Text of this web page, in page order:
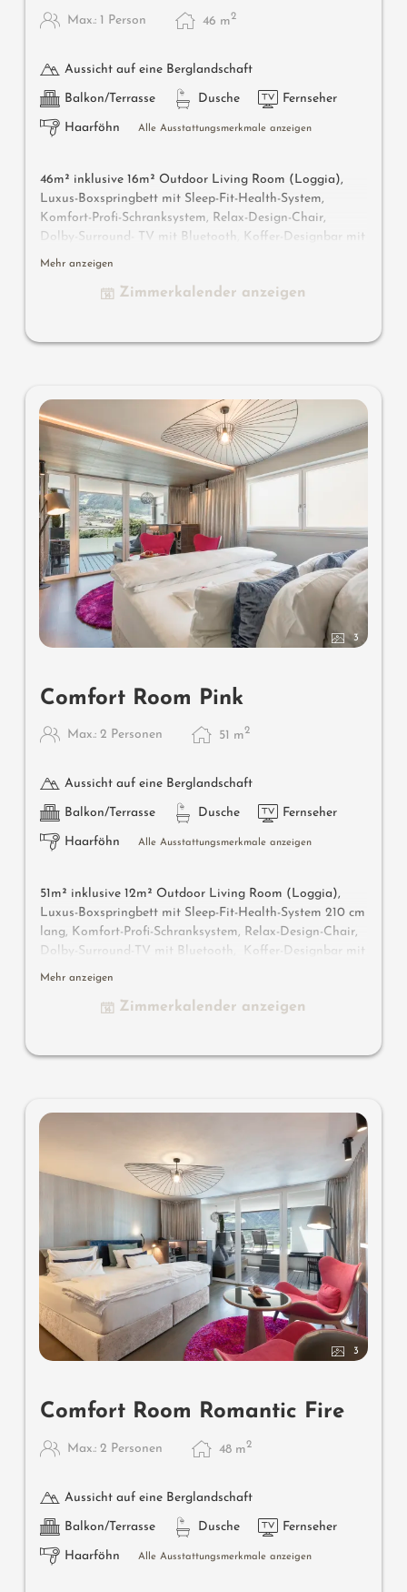
Max.: 1 Person 46 m2
Aussicht auf eine Berglandschaft
Balkon/Terrasse Dusche Fernseher
Haarföhn Alle Ausstattungsmerkmale anzeigen
46m² inklusive 16m² Outdoor Living Room (Loggia),
Luxus-Boxspringbett mit Sleep-Fit-Health-System,
Komfort-Profi-Schranksystem, Relax-Design-Chair,
Dolby-Surround- TV mit Bluetooth, Koffer-Designbar mit
Wein-, Nespresso- & Teedesk, Design-Badezimmer mit
Schmink-Schreibtisch, WC und Bidet getrennt, Outdoor
Mehr anzeigen
Zimmerkalender anzeigen
3
Comfort Room Pink
Max.: 2 Personen 51 m2
Aussicht auf eine Berglandschaft
Balkon/Terrasse Dusche Fernseher
Haarföhn Alle Ausstattungsmerkmale anzeigen
51m² inklusive 12m² Outdoor Living Room (Loggia),
Luxus-Boxspringbett mit Sleep-Fit-Health-System 210 cm
lang, Komfort-Profi-Schranksystem, Relax-Design-Chair,
Dolby-Surround-TV mit Bluetooth, Koffer-Designbar mit
Wein-, Nespresso- & Teedesk, Design-Badezimmer mit
Beauty-Desk, getrennter Waschtisch für Sie & Ihn, WC
Mehr anzeigen
Zimmerkalender anzeigen
3
Comfort Room Romantic Fire
Max.: 2 Personen 48 m2
Aussicht auf eine Berglandschaft
Balkon/Terrasse Dusche Fernseher
Haarföhn Alle Ausstattungsmerkmale anzeigen